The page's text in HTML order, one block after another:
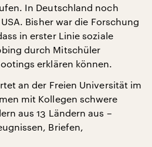
In Deutschland noch
Bisher war die Forschung
in erster Linie soziale
durch Mitschüler
erklären können.
an der Freien Universität im
mit Kollegen schwere
aus 13 Ländern aus –
Briefen,